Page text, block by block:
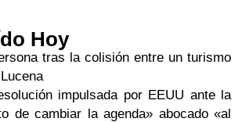
Hoy
tras la colisión entre un turismo
impulsada por EEUU ante la
de cambiar la agenda» abocado «al